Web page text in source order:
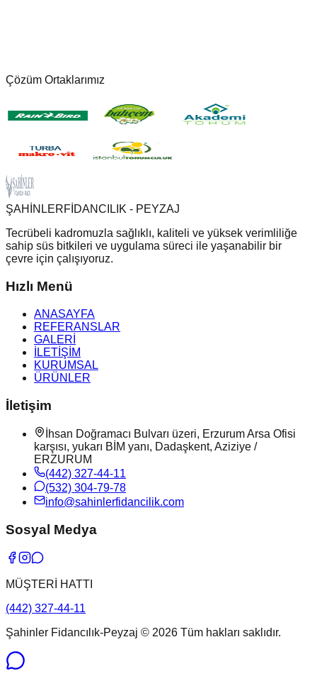
Çözüm Ortaklarımız
ŞAHİNLERFİDANCILIK - PEYZAJ
Tecrübeli kadromuzla sağlıklı, kaliteli ve yüksek verimliliğe
sahip süs bitkileri ve uygulama süreci ile yaşanabilir bir
çevre için çalışıyoruz.
Hızlı Menü
ANASAYFA
REFERANSLAR
GALERİ
İLETİŞİM
KURUMSAL
ÜRÜNLER
İletişim
İhsan Doğramacı Bulvarı üzeri, Erzurum Arsa Ofisi
karşısı, yukarı BİM yanı, Dadaşkent, Aziziye /
ERZURUM
(442) 327-44-11
(532) 304-79-78
info@sahinlerfidancilik.com
Sosyal Medya
MÜŞTERİ HATTI
(442) 327-44-11
Şahinler Fidancılık-Peyzaj © 2026 Tüm hakları saklıdır.